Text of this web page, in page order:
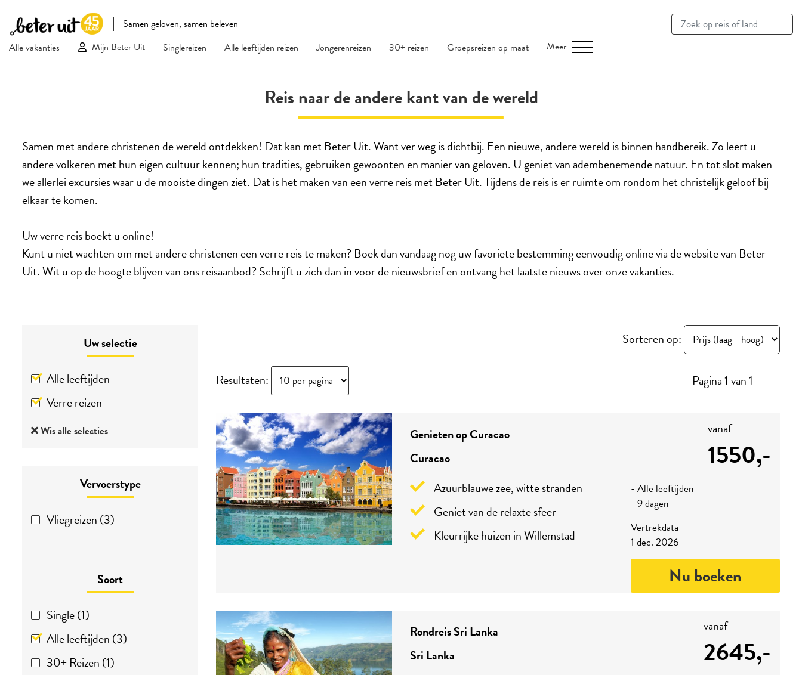
Samen geloven, samen beleven
Alle vakanties
Mijn Beter Uit Singlereizen Alle leeftijden reizen Jongerenreizen 30+ reizen Groepsreizen op maat Meer
Reis naar de andere kant van de wereld
Samen met andere christenen de wereld ontdekken! Dat kan met Beter Uit. Want ver weg is dichtbij. Een nieuwe, andere wereld is binnen handbereik. Zo leert u
andere volkeren met hun eigen cultuur kennen; hun tradities, gebruiken gewoonten en manier van geloven. U geniet van adembenemende natuur. En tot slot maken
we allerlei excursies waar u de mooiste dingen ziet. Dat is het maken van een verre reis met Beter Uit. Tijdens de reis is er ruimte om rondom het christelijk geloof bij
elkaar te komen.
Uw verre reis boekt u online!
Kunt u niet wachten om met andere christenen een verre reis te maken? Boek dan vandaag nog uw favoriete bestemming eenvoudig online via de website van Beter
Uit. Wit u op de hoogte blijven van ons reisaanbod? Schrijft u zich dan in voor de nieuwsbrief en ontvang het laatste nieuws over onze vakanties.
Uw selectie
Alle leeftijden
Verre reizen
Wis alle selecties
Vervoerstype
Vliegreizen (3)
Soort
Single (1)
Alle leeftijden (3)
30+ Reizen (1)
Sorteren op:
Resultaten: Pagina 1 van 1
Genieten op Curacao
Curacao
Azuurblauwe zee, witte stranden
Geniet van de relaxte sfeer
Kleurrijke huizen in Willemstad
vanaf
1550,-
- Alle leeftijden
- 9 dagen
Vertrekdata
1 dec. 2026
Nu boeken
Rondreis Sri Lanka
Sri Lanka
vanaf
2645,-